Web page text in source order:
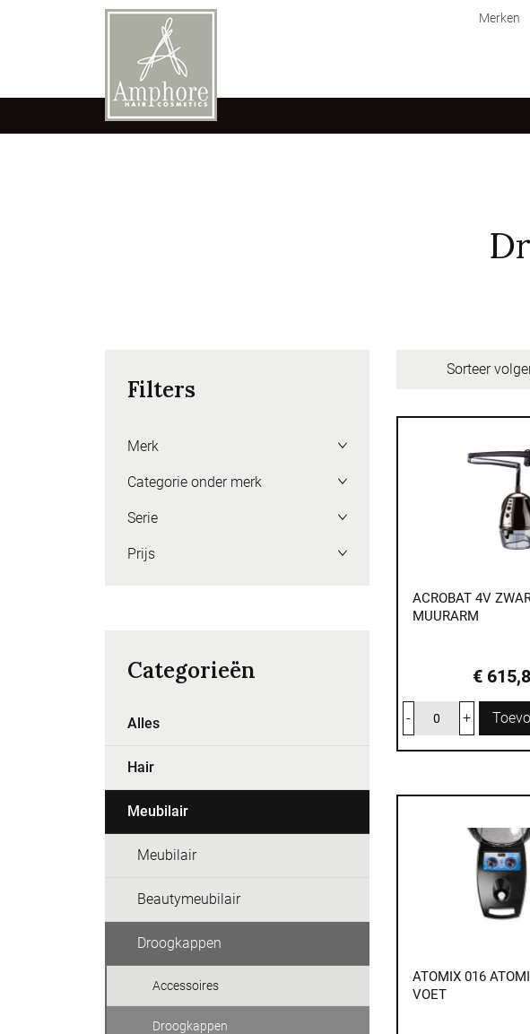
Merken
Filters
Merk
Categorie onder merk
Serie
Prijs
Categorieën
Alles
Hair
Meubilair
Meubilair
Beautymeubilair
Droogkappen
Accessoires
Droogkappen
Sorteer
ACROBAT 4V
MUURARM
€
- +
ATOMIX 016
VOET